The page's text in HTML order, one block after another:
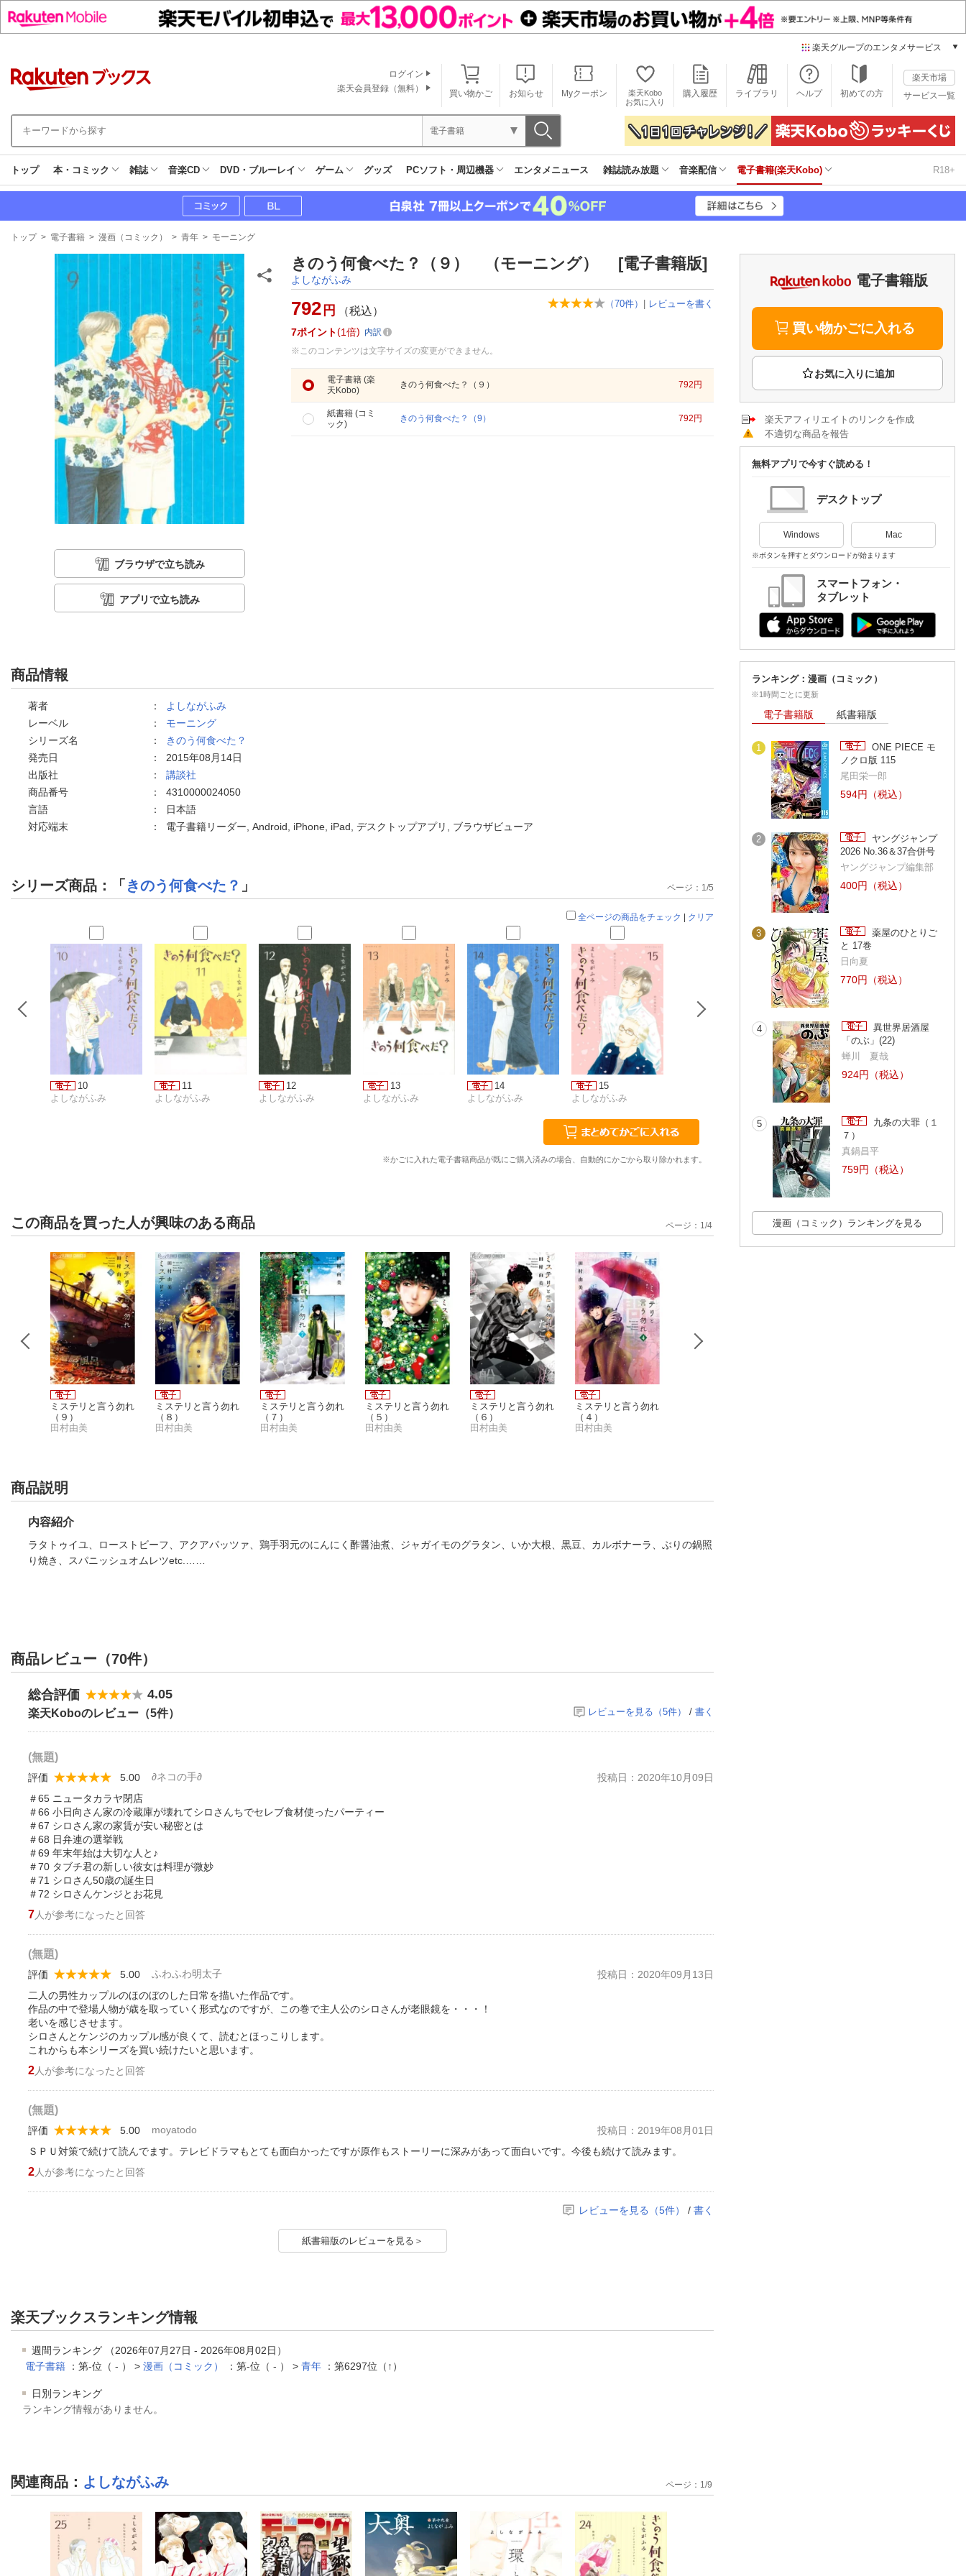
楽天グループのエンタメサービス
本/ゲーム/CD/DVD
楽天ブックス
電子書籍
楽天Kobo
雑誌読み放題
楽天ミュージック
楽天TV
Rakuten PLAY
無料テレビ
Rチャンネル
チケット
楽天チケット
推し楽
買い物かご お知らせ Myクーポン
楽天Kobo
お気に入り
購入履歴 ライブラリ ヘルプ 初めての方
楽天市場
サービス一覧
ログイン
楽天会員登録（無料）
電子書籍
トップ 本・コミック 雑誌 音楽CD DVD・ブルーレイ ゲーム グッズ PCソフト・周辺機器 エンタメニュース 雑誌読み放題 音楽配信 電子書籍(楽天Kobo) R18+
現
トップ > 電子書籍 > 漫画（コミック） > 青年 > モーニング
ブラウザで立ち読み
アプリで立ち読み
きのう何食べた？（９） （モーニング） [電子書籍版]
よしながふみ
（70件） レビューを書く
792 円 （税込）
7ポイント 1倍
内訳
※このコンテンツは文字サイズの変更ができません。
電子書籍 (楽
天Kobo)
きのう何食べた？（９） 792 円
紙書籍 (コミ
ック)
きのう何食べた？（9） 792 円
商品情報
著者 ：
よしながふみ
レーベル
： モーニング
シリーズ名
：
きのう何食べた？
発売日
： 2015年08月14日
出版社
： 講談社
商品番号
： 4310000024050
言語
：
日本語
対応端末
： 電子書籍リーダー, Android, iPhone, iPad, デスクトップアプリ, ブラウザビューア
シリーズ商品：「 きのう何食べた？ 」 ページ：1/5
全ページの商品をチェック クリア
10
よしながふみ
11
よしながふみ
12
よしながふみ
13
よしながふみ
14
よしながふみ
15
よしながふみ
17
よしながふみ
※かごに入れた電子書籍商品が既にご購入済みの場合、自動的にかごから取り除かれます。
この商品を買った人が興味のある商品
ミステリと言う勿れ
（９）
田村由美
ミステリと言う勿れ
（８）
田村由美
ミステリと言う勿れ
（７）
田村由美
ミステリと言う勿れ
（５）
田村由美
ミステリと言う勿れ
（６）
田村由美
ミステリと言う勿れ
（４）
田村由美
ページ： 1/4
商品説明
内容紹介
ラタトゥイユ、ローストビーフ、アクアパッツァ、鶏手羽元のにんにく酢醤油煮、ジャガイモのグラタン、いか大根、黒豆、カルボナーラ、ぶりの鍋照
り焼き、スパニッシュオムレツetc.……
商品レビュー（70件）
総合評価 4.05
楽天Koboのレビュー（5件） レビューを見る（5件） / 書く
(無題)
∂ネコの手∂
評価 5.00
投稿日：2020年10月09日
＃65 ニュータカラヤ閉店
＃66 小日向さん家の冷蔵庫が壊れてシロさんちでセレブ食材使ったパーティー
＃67 シロさん家の家賃が安い秘密とは
＃68 日弁連の選挙戦
＃69 年末年始は大切な人と♪
＃70 タブチ君の新しい彼女は料理が微妙
＃71 シロさん50歳の誕生日
＃72 シロさんケンジとお花見
7人が参考になったと回答
(無題)
ふわふわ明太子
評価 5.00
投稿日：2020年09月13日
二人の男性カップルのほのぼのした日常を描いた作品です。
作品の中で登場人物が歳を取っていく形式なのですが、この巻で主人公のシロさんが老眼鏡を・・・！
老いを感じさせます。
シロさんとケンジのカップル感が良くて、読むとほっこりします。
これからも本シリーズを買い続けたいと思います。
2人が参考になったと回答
(無題)
moyatodo
評価 5.00
投稿日：2019年08月01日
ＳＰＵ対策で続けて読んでます。テレビドラマもとても面白かったですが原作もストーリーに深みがあって面白いです。今後も続けて読みます。
2人が参考になったと回答
レビューを見る（5件） / 書く
紙書籍版のレビューを見る＞
楽天ブックスランキング情報
週間ランキング （2026年07月27日 - 2026年08月02日）
電子書籍 ：第-位（ - ） > 漫画（コミック） ：第-位（ - ） > 青年 ：第6297位（↑）
日別ランキング
ランキング情報がありません。
関連商品 ： よしながふみ ページ： 1/9
電子書籍版
買い物かごに入れる
楽天アフィリエイトのリンクを作成
不適切な商品を報告
無料アプリで今すぐ読める！
デスクトップ
Windows Mac
※ボタンを押すとダウンロードが始まります
スマートフォン・
タブレット
ランキング：漫画（コミック）
※1時間ごとに更新
電子書籍版 紙書籍版
1
ONE PIECE モ
ノクロ版 115
尾田栄一郎
594円（税込）
2
ヤングジャンプ
2026 No.36＆37合併号
ヤングジャンプ編集部
400円（税込）
3
薬屋のひとりご
と 17巻
日向夏
770円（税込）
4
異世界居酒屋
「のぶ」(22)
蝉川 夏哉
924円（税込）
5
九条の大罪（１
７）
真鍋昌平
759円（税込）
漫画（コミック）ランキングを見る